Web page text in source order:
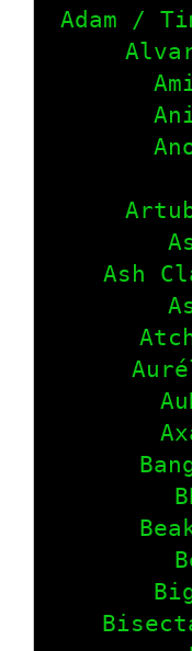
Adam /
Ash